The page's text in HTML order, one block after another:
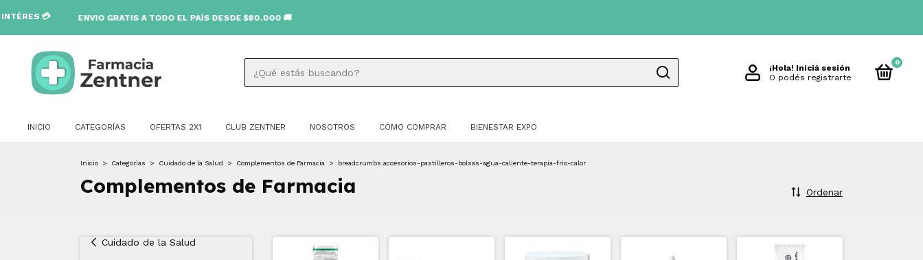
GRATIS A TODO EL PAÍS DESDE $80.000 🚚
¡Hola! Iniciá sesión
O podés registrarte
0
INICIO CATEGORÍAS OFERTAS 2X1 CLUB ZENTNER NOSOTROS CÓMO COMPRAR BIENESTAR EXPO
Inicio > Categorìas > Cuidado de la Salud > Complementos de Farmacia > breadcrumbs.accesorios-pastilleros-bolsas-agua-caliente-terapia-frio-calor
Complementos de Farmacia Ordenar
Cuidado de la Salud